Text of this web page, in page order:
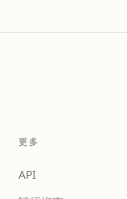
更多
API